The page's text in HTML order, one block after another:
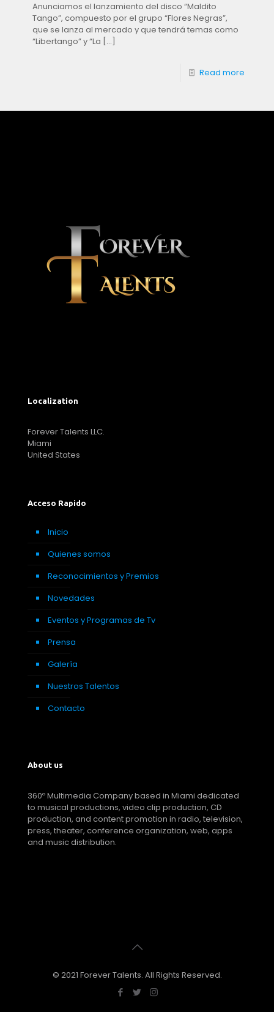
Anunciamos el lanzamiento del disco “Maldito
Tango”, compuesto por el grupo “Flores Negras”,
que se lanza al mercado y que tendrá temas como
“Libertango” y “La […]
Read more
Localization
Forever Talents LLC.
Miami
United States
Acceso Rapido
Inicio
Quienes somos
Reconocimientos y Premios
Novedades
Eventos y Programas de Tv
Prensa
Galería
Nuestros Talentos
Contacto
About us
360º Multimedia Company based in Miami dedicated
to musical productions, video clip production, CD
production, and content promotion in radio, television,
press, theater, conference organization, web, apps
and music distribution.
© 2021 Forever Talents. All Rights Reserved.